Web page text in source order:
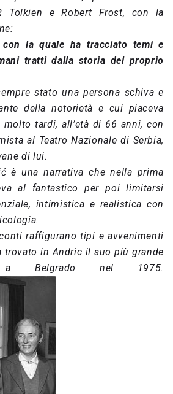
Tolkien e Robert Frost, con la
la quale ha tracciato temi e
tratti dalla storia del proprio
stato una persona schiva e
della notorietà e cui piaceva
tardi, all’età di 66 anni, con
al Teatro Nazionale di Serbia,
di lui.
una narrativa che nella prima
al fantastico per poi limitarsi
intimistica e realistica con
raffigurano tipi e avvenimenti
trovato in Andric il suo più grande
Belgrado nel 1975.